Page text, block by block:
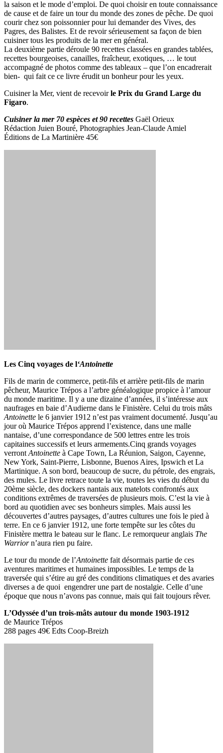
la saison et le mode d’emploi. De quoi choisir en toute connaissance
de cause et de faire un tour du monde des zones de pêche. De quoi
courir chez son poissonnier pour lui demander des Vives, des
Pagres, des Balistes. Et de revoir sérieusement sa façon de bien
cuisiner tous les produits de la mer en général.
La deuxième partie déroule 90 recettes classées en grandes tablées,
recettes bourgeoises, canailles, fraîcheur, exotiques, … le tout
accompagné de photos comme des tableaux – que l’on encadrerait
bien- qui fait ce ce livre érudit un bonheur pour les yeux.
Cuisiner la Mer, vient de recevoirle Prix du Grand Large du
Figaro.
Cuisiner la mer 70 espèces et 90 recettes Gaël Orieux
Rédaction Juien Bouré, Photographies Jean-Claude Amiel
Éditions de La Martinière 45€
Les Cinq voyages de l‘Antoinette
Fils de marin de commerce, petit-fils et arrière petit-fils de marin
pêcheur, Maurice Trépos a l’arbre généalogique propice à l’amour
du monde maritime. Il y a une dizaine d’années, il s’intéresse aux
naufrages en baie d’Audierne dans le Finistère. Celui du trois mâts
Antoinette le 6 janvier 1912 n’est pas vraiment documenté. Jusqu’au
jour où Maurice Trépos apprend l’existence, dans une malle
nantaise, d’une correspondance de 500 lettres entre les trois
capitaines successifs et leurs armements.Cinq grands voyages
verront Antoinette à Cape Town, La Réunion, Saigon, Cayenne,
New York, Saint-Pierre, Lisbonne, Buenos Aires, Ipswich et La
Martinique. A son bord, beaucoup de sucre, du pétrole, des engrais,
des mules. Le livre retrace toute la vie, toutes les vies du début du
20ème siècle, des dockers nantais aux matelots confrontés aux
conditions extrêmes de traversées de plusieurs mois. C’est la vie à
bord au quotidien avec ses bonheurs simples. Mais aussi les
découvertes d’autres paysages, d’autres cultures une fois le pied à
terre. En ce 6 janvier 1912, une forte tempête sur les côtes du
Finistère mettra le bateau sur le flanc. Le remorqueur anglais The
Warriorn’aura rien pu faire.
Le tour du monde de l’Antoinette fait désormais partie de ces
aventures maritimes et humaines impossibles. Le temps de la
traversée qui s’étire au gré des conditions climatiques et des avaries
diverses a de quoi engendrer une part de nostalgie. Celle d’une
époque que nous n’avons pas connue, mais qui fait toujours rêver.
L’Odyssée d’un trois-mâts autour du monde 1903-1912
de Maurice Trépos
288 pages 49€ Edts Coop-Breizh